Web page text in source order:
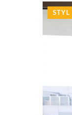
STYL